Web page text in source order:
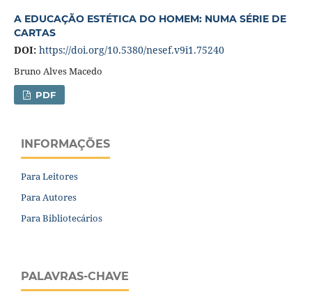
A EDUCAÇÃO ESTÉTICA DO HOMEM: NUMA SÉRIE DE
CARTAS
DOI: https://doi.org/10.5380/nesef.v9i1.75240
Bruno Alves Macedo
PDF
INFORMAÇÕES
Para Leitores
Para Autores
Para Bibliotecários
PALAVRAS-CHAVE